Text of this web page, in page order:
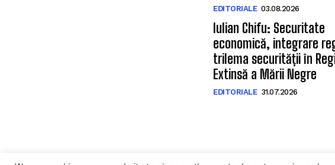
EDITORIALE 03.08.2026
Iulian Chifu: Securitate
economică, integrare
trilema securității în
Extinsă a Mării Negre
EDITORIALE 31.07.2026